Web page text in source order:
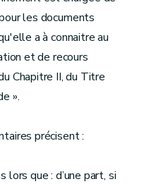
les documents
a à connaitre au
et de recours
Chapitre II, du Titre
».
précisent :
lors que : d’une part, si